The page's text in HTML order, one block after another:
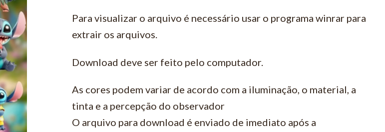
Para visualizar o arquivo é necessário usar o programa winrar para
extrair os arquivos.
Download deve ser feito pelo computador.
As cores podem variar de acordo com a iluminação, o material, a
tinta e a percepção do observador
O arquivo para download é enviado de imediato após a